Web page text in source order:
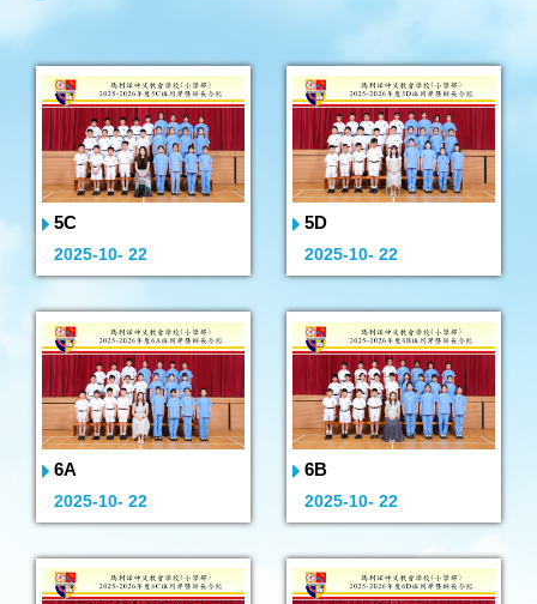
5C
2025-10- 22
5D
2025-10- 22
6A
2025-10- 22
6B
2025-10- 22